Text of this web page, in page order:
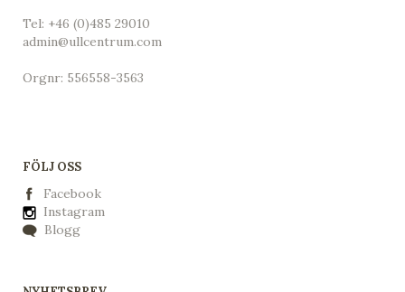
Tel: +46 (0)485 29010
admin@ullcentrum.com
Orgnr: 556558-3563
FÖLJ OSS
Facebook
Instagram
Blogg